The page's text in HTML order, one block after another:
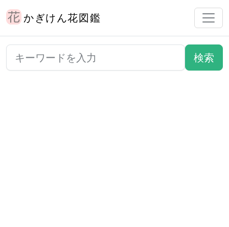
かぎけん花図鑑